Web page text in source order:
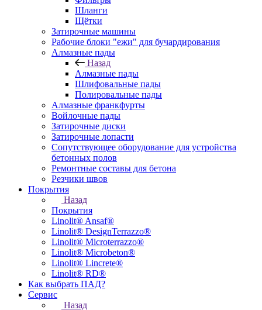
Шланги
Щётки
Затирочные машины
Рабочие блоки "ежи" для бучардирования
Алмазные пады
Назад
Алмазные пады
Шлифовальные пады
Полировальные пады
Алмазные франкфурты
Войлочные пады
Затирочные диски
Затирочные лопасти
Сопутствующее оборудование для устройства
бетонных полов
Ремонтные составы для бетона
Резчики швов
Покрытия
Назад
Покрытия
Linolit® Ansaf®
Linolit® DesignTerrazzo®
Linolit® Microterrazzo®
Linolit® Microbeton®
Linolit® Lincrete®
Linolit® RD®
Как выбрать ПАД?
Сервис
Назад